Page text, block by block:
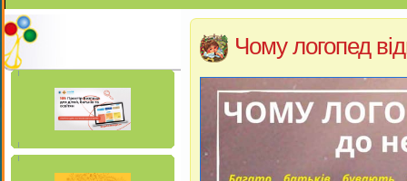
Чому логопед